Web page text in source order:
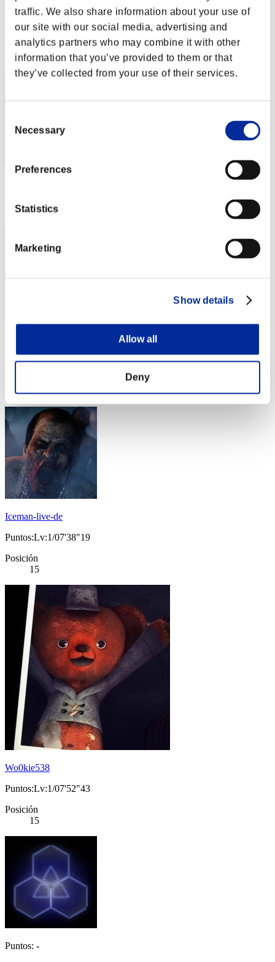
traffic. We also share information about your use of
our site with our social media, advertising and
analytics partners who may combine it with other
information that you’ve provided to them or that
they’ve collected from your use of their services.
Selection
Necessary
Preferences
Statistics
Marketing
Show details
Allow all
Deny
Kamille
Puntos:Lv:1/07'37"85
Posición
11
13
Puntos:Lv:1/07'38"19
13
Iceman-live-de
Puntos:Lv:1/07'38"19
Posición
15
Wo0kie538
Puntos:Lv:1/07'52"43
Posición
15
Puntos: -